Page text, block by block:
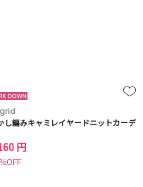
し編みキャミレイヤードニットカーデ
円